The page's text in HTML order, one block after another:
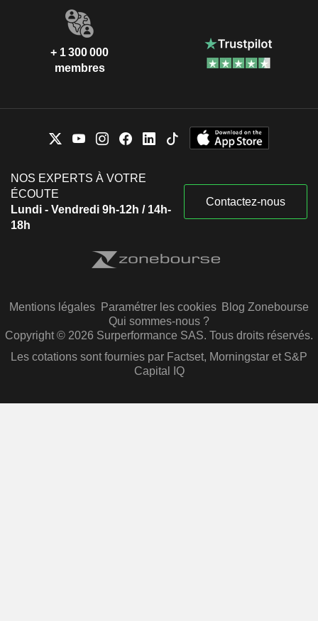
+ 1 300 000
membres
NOS EXPERTS À VOTRE
ÉCOUTE
Lundi - Vendredi 9h-12h / 14h-
18h
Contactez-nous
Mentions légales Paramétrer les cookies Blog Zonebourse
Qui sommes-nous ?
Copyright © 2026 Surperformance SAS. Tous droits réservés.
Les cotations sont fournies par Factset, Morningstar et S&P
Capital IQ